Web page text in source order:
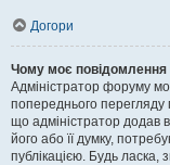
Догори
Чому моє повідомлення
Адміністратор форуму
попереднього перегляду
що адміністратор додав
його або її думку,
публікацією. Будь ласка,